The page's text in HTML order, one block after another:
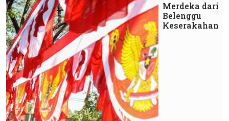
Merdeka dari
Belenggu
Keserakahan